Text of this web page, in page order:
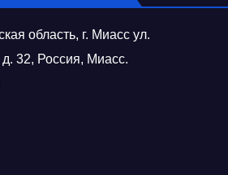
область, г. Миасс ул.
32, Россия, Миасс.